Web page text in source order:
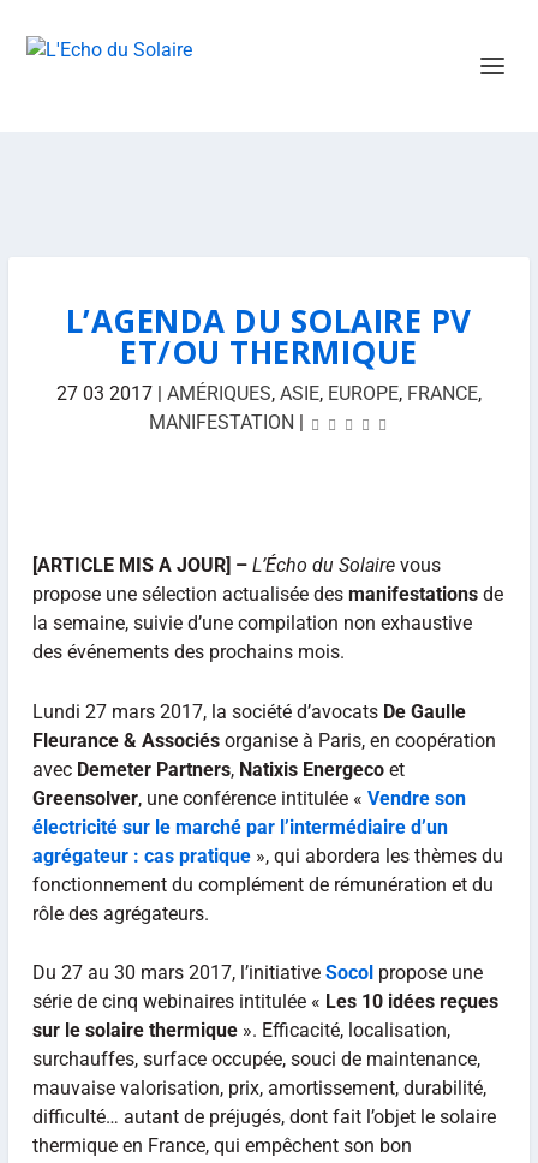
L’AGENDA DU SOLAIRE PV
ET/OU THERMIQUE
27 03 2017| AMÉRIQUES, ASIE, EUROPE, FRANCE,
MANIFESTATION |
[ARTICLE MIS A JOUR] – L’Écho du Solairevous
propose une sélection actualisée des manifestationsde
la semaine, suivie d’une compilation non exhaustive
des événements des prochains mois.
Lundi 27 mars 2017, la société d’avocats De Gaulle
Fleurance & Associésorganise à Paris, en coopération
avec Demeter Partners, Natixis Energecoet
Greensolver, une conférence intitulée « Vendre son
électricité sur le marché par l’intermédiaire d’un
agrégateur : cas pratique», qui abordera les thèmes du
fonctionnement du complément de rémunération et du
rôle des agrégateurs.
Du 27 au 30 mars 2017, l’initiative Socol propose une
série de cinq webinaires intitulée « Les 10 idées reçues
sur le solaire thermique». Efficacité, localisation,
surchauffes, surface occupée, souci de maintenance,
mauvaise valorisation, prix, amortissement, durabilité,
difficulté… autant de préjugés, dont fait l’objet le solaire
thermique en France, qui empêchent son bon